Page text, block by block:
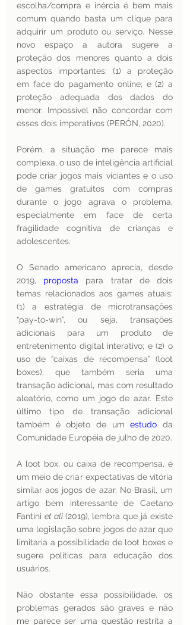
escolha/compra e inércia é bem mais
comum quando basta um clique para
adquirir um produto ou serviço. Nesse
novo espaço a autora sugere a
proteção dos menores quanto a dois
aspectos importantes: (1) a proteção
em face do pagamento online; e (2) a
proteção adequada dos dados do
menor. Impossível não concordar com
esses dois imperativos (PERÓN, 2020).
Porém, a situação me parece mais
complexa, o uso de inteligência artificial
pode criar jogos mais viciantes e o uso
de games gratuitos com compras
durante o jogo agrava o problema,
especialmente em face de certa
fragilidade cognitiva de crianças e
adolescentes.
O Senado americano aprecia, desde
2019, proposta para tratar de dois
temas relacionados aos games atuais:
(1) a estratégia de microtransações
“pay-to-win”, ou seja, transações
adicionais para um produto de
entretenimento digital interativo; e (2) o
uso de “caixas de recompensa” (loot
boxes), que também seria uma
transação adicional, mas com resultado
aleatório, como um jogo de azar. Este
último tipo de transação adicional
também é objeto de um estudo da
Comunidade Européia de julho de 2020.
A loot box, ou caixa de recompensa, é
um meio de criar expectativas de vitória
similar aos jogos de azar. No Brasil, um
artigo bem interessante de Caetano
Fantini et ali (2019), lembra que já existe
uma legislação sobre jogos de azar que
limitaria a possibilidade de loot boxes e
sugere políticas para educação dos
usuários.
Não obstante essa possibilidade, os
problemas gerados são graves e não
me parece ser uma questão restrita a